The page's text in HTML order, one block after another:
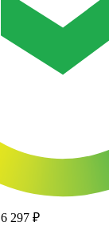
6 297 ₽